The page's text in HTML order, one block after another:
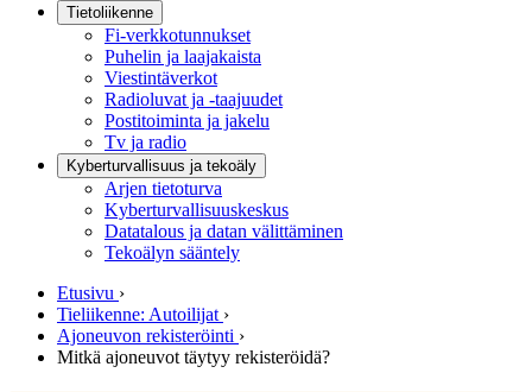
Tietoliikenne
Fi-verkkotunnukset
Puhelin ja laajakaista
Viestintäverkot
Radioluvat ja -taajuudet
Postitoiminta ja jakelu
Tv ja radio
Kyberturvallisuus ja tekoäly
Arjen tietoturva
Kyberturvallisuuskeskus
Datatalous ja datan välittäminen
Tekoälyn sääntely
Etusivu ›
Tieliikenne: Autoilijat ›
Ajoneuvon rekisteröinti ›
Mitkä ajoneuvot täytyy rekisteröidä?